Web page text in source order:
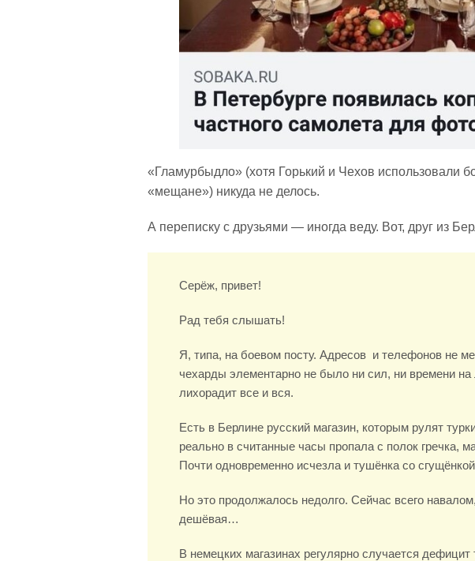
«Гламурбыдло» (хотя Горький и Чехов использовали
«мещане») никуда не делось.
А переписку с друзьями — иногда веду. Вот, друг из
Cерёж, привет!
Рад тебя слышать!
Я, типа, на боевом посту. Адресов и телефонов не
чехарды элементарно не было ни сил, ни времени на
лихорадит все и вся.
Есть в Берлине русский магазин, которым рулят
реально в считанные часы пропала с полок гречка,
Почти одновременно исчезла и тушёнка со
Но это продолжалось недолго. Сейчас всего
дешёвая…
В немецких магазинах регулярно случается дефицит